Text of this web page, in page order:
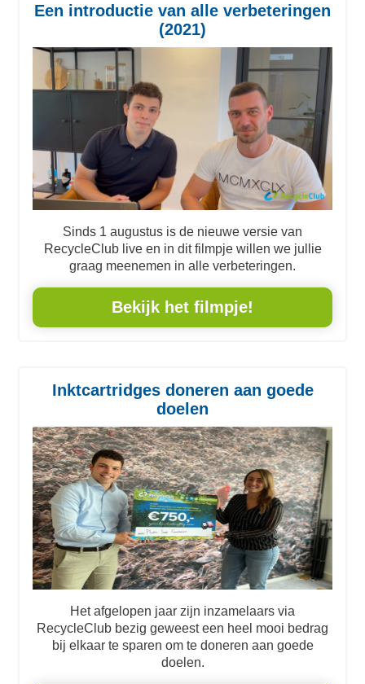
Een introductie van alle verbeteringen
(2021)
Sinds 1 augustus is de nieuwe versie van
RecycleClub live en in dit filmpje willen we jullie
graag meenemen in alle verbeteringen.
Bekijk het filmpje!
Inktcartridges doneren aan goede
doelen
Het afgelopen jaar zijn inzamelaars via
RecycleClub bezig geweest een heel mooi bedrag
bij elkaar te sparen om te doneren aan goede
doelen.